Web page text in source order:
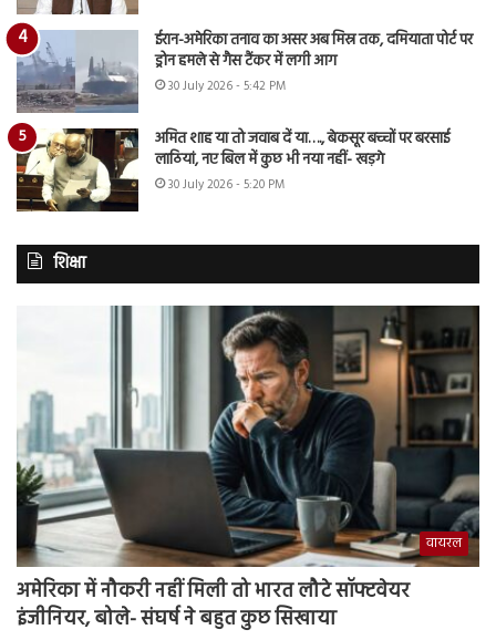
ईरान-अमेरिका तनाव का असर अब मिस्र तक, दमियाता पोर्ट पर
ड्रोन हमले से गैस टैंकर में लगी आग
30 July 2026 - 5:42 PM
अमित शाह या तो जवाब दें या…., बेकसूर बच्चों पर बरसाई
लाठियां, नए बिल में कुछ भी नया नहीं- खड़गे
30 July 2026 - 5:20 PM
शिक्षा
वायरल
अमेरिका में नौकरी नहीं मिली तो भारत लौटे सॉफ्टवेयर
इंजीनियर, बोले- संघर्ष ने बहुत कुछ सिखाया